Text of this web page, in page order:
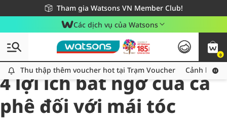
Tham gia Watsons VN Member Club!
Miễn phí giao hàng cho đơn hàng từ 249,000Đ
Giao hàng nhanh 24h - Áp dụng khu vực TP. Hồ Chí Minh
Các dịch vụ của Watsons
0
Thu thập thêm voucher hot tại Trạm Voucher
Thu thập thêm voucher hot tại Trạm Voucher Cảnh báo
All
Chăm Sóc Cá Nhân
4 lợi ích bất ngờ của cà
phê đối với mái tóc